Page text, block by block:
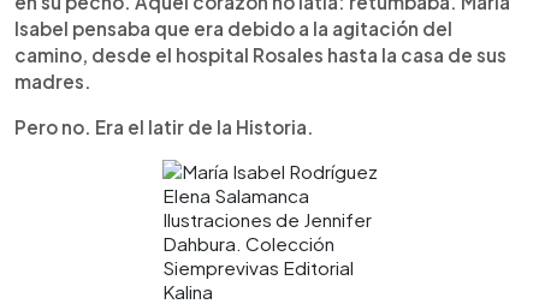
Isabel pensaba que era debido a la agitación del
camino, desde el hospital Rosales hasta la casa de sus
madres.
Pero no. Era el latir de la Historia.
Elena Salamanca
Ilustraciones de Jennifer
Dahbura. Colección
Siemprevivas Editorial
Kalina